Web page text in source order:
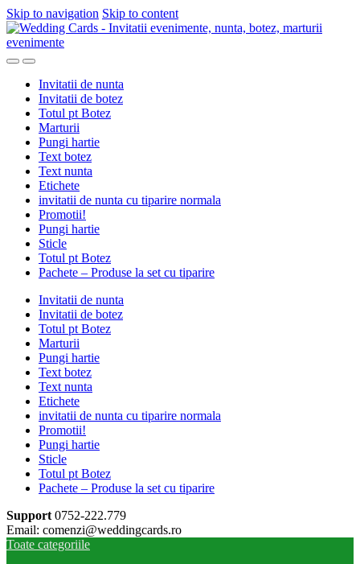
Skip to navigation Skip to content
Invitatii de nunta
Invitatii de botez
Totul pt Botez
Marturii
Pungi hartie
Text botez
Text nunta
Etichete
invitatii de nunta cu tiparire normala
Promotii!
Pungi hartie
Sticle
Totul pt Botez
Pachete – Produse la set cu tiparire
Invitatii de nunta
Invitatii de botez
Totul pt Botez
Marturii
Pungi hartie
Text botez
Text nunta
Etichete
invitatii de nunta cu tiparire normala
Promotii!
Pungi hartie
Sticle
Totul pt Botez
Pachete – Produse la set cu tiparire
Support 0752-222.779
Email: comenzi@weddingcards.ro
Toate categoriile